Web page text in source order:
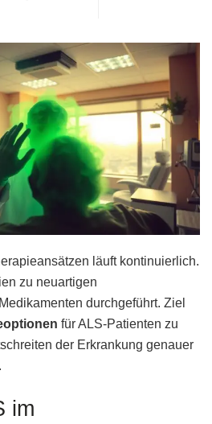
läuft kontinuierlich.
zu neuartigen
durchgeführt. Ziel
für ALS-Patienten zu
der Erkrankung genauer
im